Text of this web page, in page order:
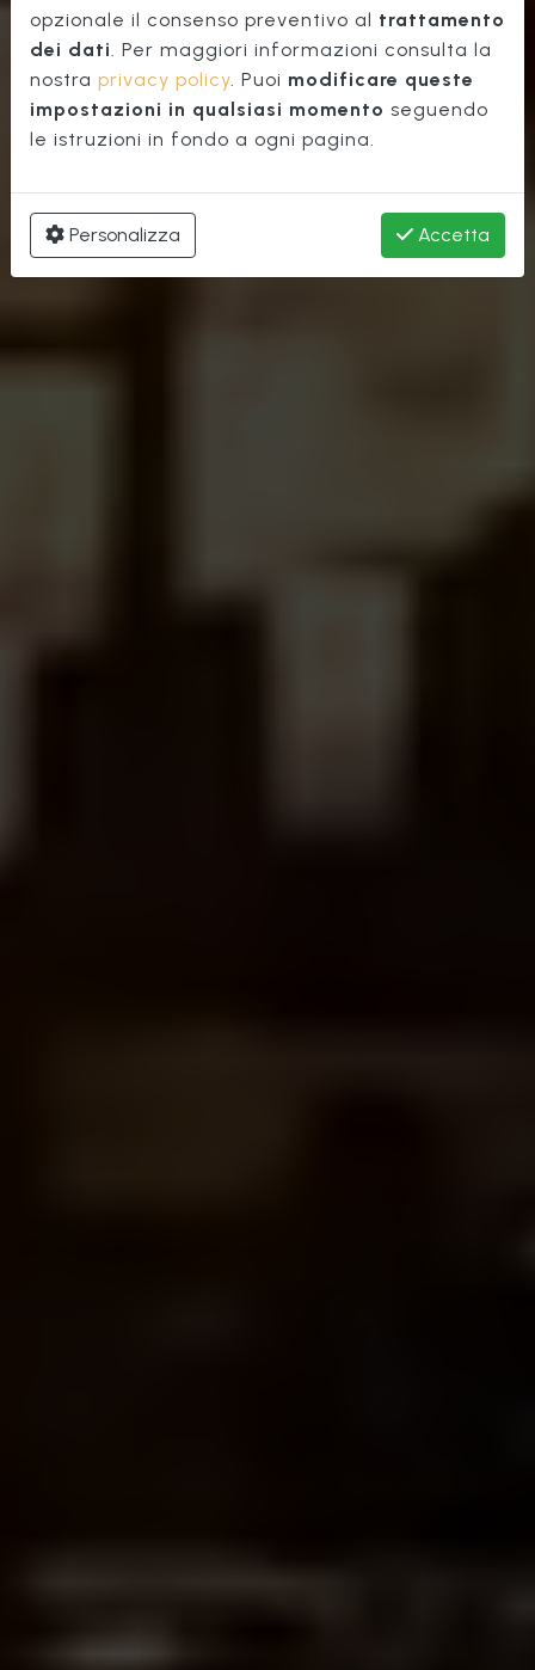
opzionale il consenso preventivo al trattamento
dei dati. Per maggiori informazioni consulta la
nostra privacy policy. Puoi modificare queste
impostazioni in qualsiasi momento seguendo
le istruzioni in fondo a ogni pagina.
Personalizza Accetta